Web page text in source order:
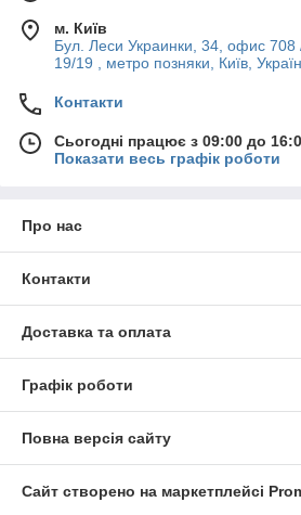
м. Київ
Бул. Леси Украинки, 34, офис 708
19/19 , метро позняки, Київ,
Контакти
Сьогодні працює з 09:00 до
Показати весь графік роботи
Про нас
Контакти
Доставка та оплата
Графік роботи
Повна версія сайту
Сайт створено на маркетплейсі